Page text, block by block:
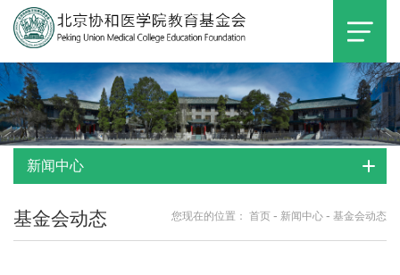
新闻中心
基金会动态 您现在的位置： 首页 - 新闻中心 - 基金会动态